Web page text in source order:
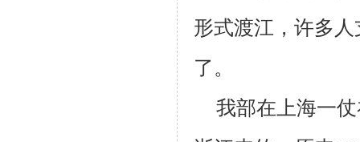
形式渡江，许多
了。
我部在上海一